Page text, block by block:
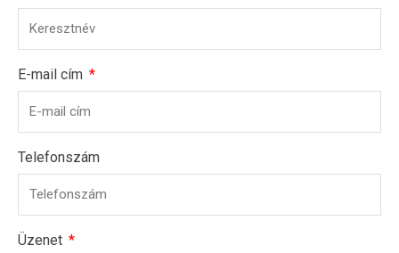
E-mail cím
Telefonszám
Üzenet